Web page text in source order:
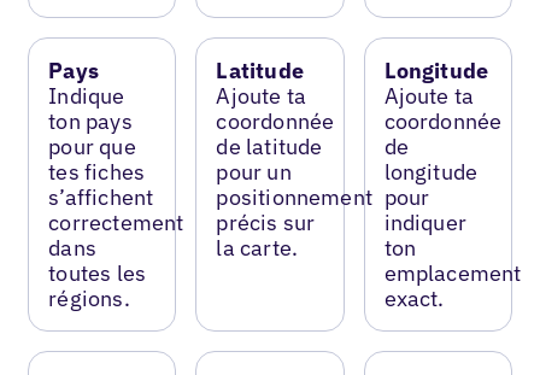
Pays
Indique
ton pays
pour que
tes fiches
s’affichent
correctement
dans
toutes les
régions.
Latitude
Ajoute ta
coordonnée
de latitude
pour un
positionnement
précis sur
la carte.
Longitude
Ajoute ta
coordonnée
de
longitude
pour
indiquer
ton
emplacement
exact.